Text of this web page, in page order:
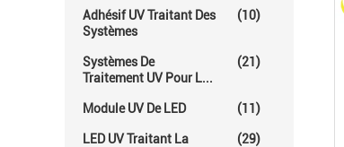
Adhésif UV Traitant Des
Systèmes
(10)
Systèmes De
Traitement UV Pour L...
(21)
Module UV De LED (11)
LED UV Traitant La
(29)